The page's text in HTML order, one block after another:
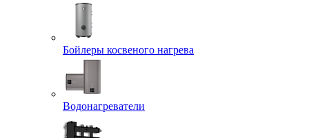
Бойлеры косвеного нагрева
Водонагреватели